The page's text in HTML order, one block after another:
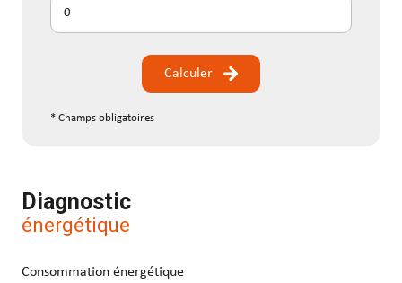
Calculer
* Champs obligatoires
Diagnostic
énergétique
Consommation énergétique